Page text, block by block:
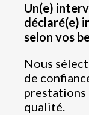
Un(e)
déclaré(e)
selon vos
Nous
de
prestations
qualité.